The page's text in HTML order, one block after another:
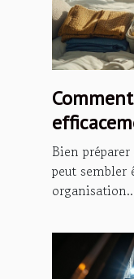
long
Bien
peut sembler